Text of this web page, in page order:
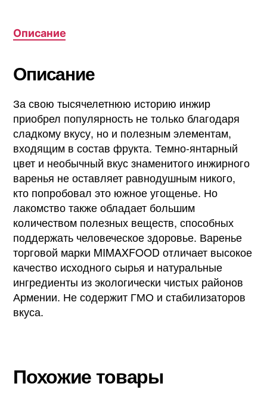
Описание
Описание
За свою тысячелетнюю историю инжир
приобрел популярность не только благодаря
сладкому вкусу, но и полезным элементам,
входящим в состав фрукта. Темно-янтарный
цвет и необычный вкус знаменитого инжирного
варенья не оставляет равнодушным никого,
кто попробовал это южное угощенье. Но
лакомство также обладает большим
количеством полезных веществ, способных
поддержать человеческое здоровье. Варенье
торговой марки MIMAXFOOD отличает высокое
качество исходного сырья и натуральные
ингредиенты из экологически чистых районов
Армении. Не содержит ГМО и стабилизаторов
вкуса.
Похожие товары